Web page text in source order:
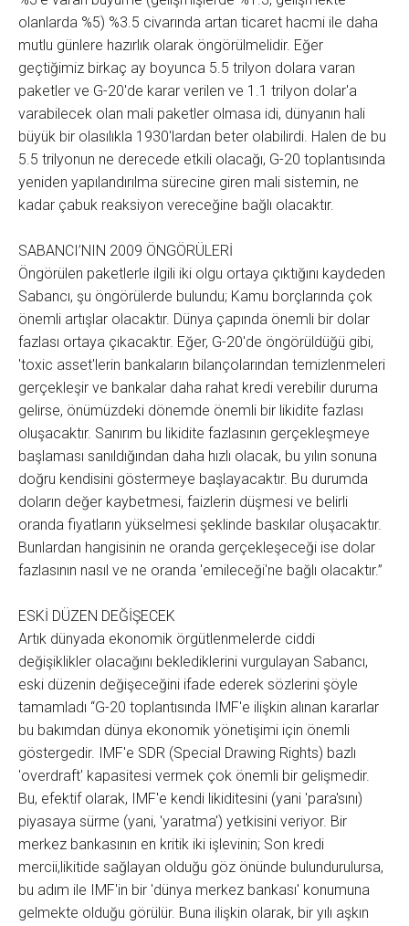
olanlarda %5) %3.5 civarında artan ticaret hacmi ile daha
mutlu günlere hazırlık olarak öngörülmelidir. Eğer
geçtiğimiz birkaç ay boyunca 5.5 trilyon dolara varan
paketler ve G-20'de karar verilen ve 1.1 trilyon dolar'a
varabilecek olan mali paketler olmasa idi, dünyanın hali
büyük bir olasılıkla 1930'lardan beter olabilirdi. Halen de bu
5.5 trilyonun ne derecede etkili olacağı, G-20 toplantısında
yeniden yapılandırılma sürecine giren mali sistemin, ne
kadar çabuk reaksiyon vereceğine bağlı olacaktır.
SABANCI’NIN 2009 ÖNGÖRÜLERİ
Öngörülen paketlerle ilgili iki olgu ortaya çıktığını kaydeden
Sabancı, şu öngörülerde bulundu; Kamu borçlarında çok
önemli artışlar olacaktır. Dünya çapında önemli bir dolar
fazlası ortaya çıkacaktır. Eğer, G-20'de öngörüldüğü gibi,
'toxic asset'lerin bankaların bilançolarından temizlenmeleri
gerçekleşir ve bankalar daha rahat kredi verebilir duruma
gelirse, önümüzdeki dönemde önemli bir likidite fazlası
oluşacaktır. Sanırım bu likidite fazlasının gerçekleşmeye
başlaması sanıldığından daha hızlı olacak, bu yılın sonuna
doğru kendisini göstermeye başlayacaktır. Bu durumda
doların değer kaybetmesi, faizlerin düşmesi ve belirli
oranda fiyatların yükselmesi şeklinde baskılar oluşacaktır.
Bunlardan hangisinin ne oranda gerçekleşeceği ise dolar
fazlasının nasıl ve ne oranda 'emileceği'ne bağlı olacaktır.”
ESKİ DÜZEN DEĞİŞECEK
Artık dünyada ekonomik örgütlenmelerde ciddi
değişiklikler olacağını beklediklerini vurgulayan Sabancı,
eski düzenin değişeceğini ifade ederek sözlerini şöyle
tamamladı “G-20 toplantısında IMF'e ilişkin alınan kararlar
bu bakımdan dünya ekonomik yönetişimi için önemli
göstergedir. IMF'e SDR (Special Drawing Rights) bazlı
'overdraft' kapasitesi vermek çok önemli bir gelişmedir.
Bu, efektif olarak, IMF'e kendi likiditesini (yani 'para'sını)
piyasaya sürme (yani, 'yaratma') yetkisini veriyor. Bir
merkez bankasının en kritik iki işlevinin; Son kredi
mercii,likitide sağlayan olduğu göz önünde bulundurulursa,
bu adım ile IMF'in bir 'dünya merkez bankası' konumuna
gelmekte olduğu görülür. Buna ilişkin olarak, bir yılı aşkın